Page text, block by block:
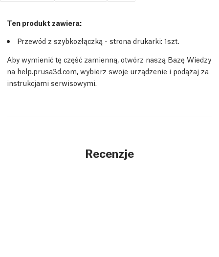
Ten produkt zawiera:
Przewód z szybkozłączką - strona drukarki: 1szt.
Aby wymienić tę część zamienną, otwórz naszą Bazę Wiedzy
na help.prusa3d.com, wybierz swoje urządzenie i podążaj za
instrukcjami serwisowymi.
Recenzje